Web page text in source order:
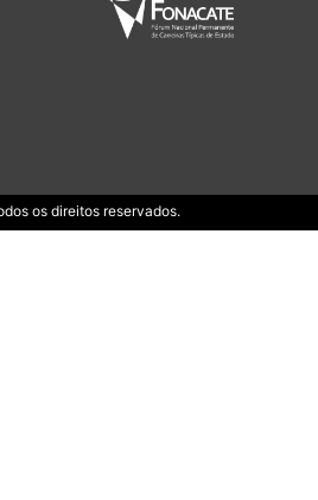
os direitos reservados.